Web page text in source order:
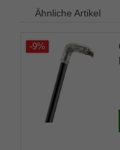
Ähnliche Artikel
-9%